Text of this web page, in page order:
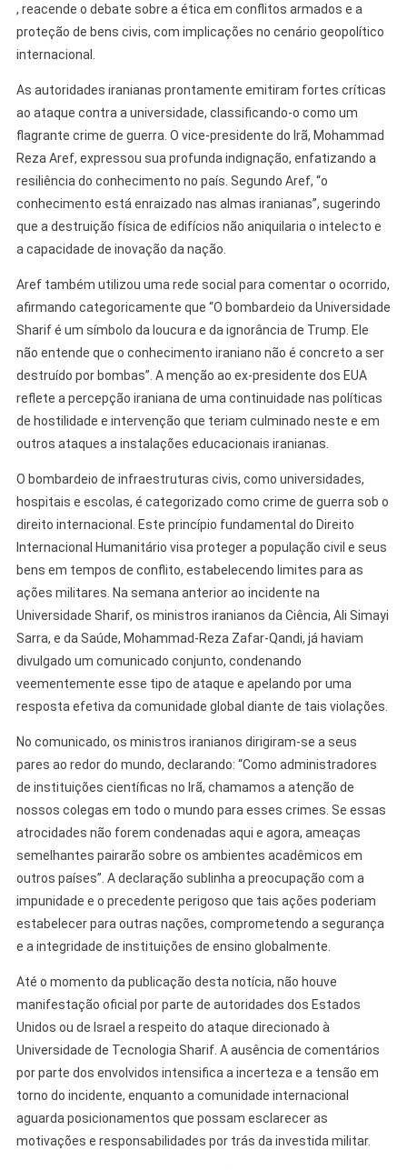
, reacende o debate sobre a ética em conflitos armados e a
proteção de bens civis, com implicações no cenário geopolítico
internacional.
As autoridades iranianas prontamente emitiram fortes críticas
ao ataque contra a universidade, classificando-o como um
flagrante crime de guerra. O vice-presidente do Irã, Mohammad
Reza Aref, expressou sua profunda indignação, enfatizando a
resiliência do conhecimento no país. Segundo Aref, “o
conhecimento está enraizado nas almas iranianas”, sugerindo
que a destruição física de edifícios não aniquilaria o intelecto e
a capacidade de inovação da nação.
Aref também utilizou uma rede social para comentar o ocorrido,
afirmando categoricamente que “O bombardeio da Universidade
Sharif é um símbolo da loucura e da ignorância de Trump. Ele
não entende que o conhecimento iraniano não é concreto a ser
destruído por bombas”. A menção ao ex-presidente dos EUA
reflete a percepção iraniana de uma continuidade nas políticas
de hostilidade e intervenção que teriam culminado neste e em
outros ataques a instalações educacionais iranianas.
O bombardeio de infraestruturas civis, como universidades,
hospitais e escolas, é categorizado como crime de guerra sob o
direito internacional. Este princípio fundamental do Direito
Internacional Humanitário visa proteger a população civil e seus
bens em tempos de conflito, estabelecendo limites para as
ações militares. Na semana anterior ao incidente na
Universidade Sharif, os ministros iranianos da Ciência, Ali Simayi
Sarra, e da Saúde, Mohammad-Reza Zafar-Qandi, já haviam
divulgado um comunicado conjunto, condenando
veementemente esse tipo de ataque e apelando por uma
resposta efetiva da comunidade global diante de tais violações.
No comunicado, os ministros iranianos dirigiram-se a seus
pares ao redor do mundo, declarando: “Como administradores
de instituições científicas no Irã, chamamos a atenção de
nossos colegas em todo o mundo para esses crimes. Se essas
atrocidades não forem condenadas aqui e agora, ameaças
semelhantes pairarão sobre os ambientes acadêmicos em
outros países”. A declaração sublinha a preocupação com a
impunidade e o precedente perigoso que tais ações poderiam
estabelecer para outras nações, comprometendo a segurança
e a integridade de instituições de ensino globalmente.
Até o momento da publicação desta notícia, não houve
manifestação oficial por parte de autoridades dos Estados
Unidos ou de Israel a respeito do ataque direcionado à
Universidade de Tecnologia Sharif. A ausência de comentários
por parte dos envolvidos intensifica a incerteza e a tensão em
torno do incidente, enquanto a comunidade internacional
aguarda posicionamentos que possam esclarecer as
motivações e responsabilidades por trás da investida militar.